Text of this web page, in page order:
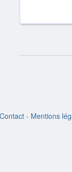
Contact - Mentions